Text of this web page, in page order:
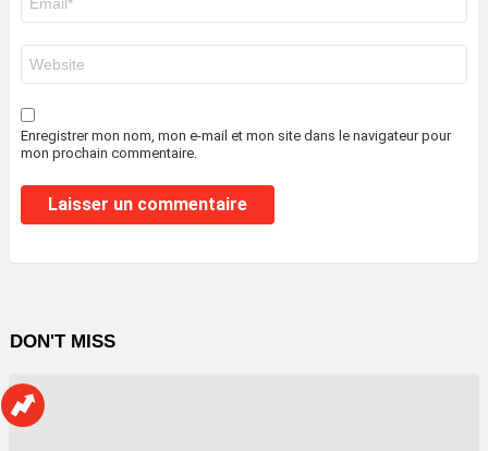
mail
*
web
Enregistrer mon nom, mon e-mail et mon site dans le navigateur pour
mon prochain commentaire.
DON'T MISS